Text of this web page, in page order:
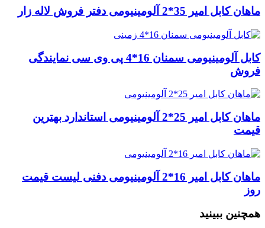
ماهان کابل امیر 35*2 آلومینیومی دفتر فروش لاله زار
کابل آلومینیومی سمنان 16*4 پی وی سی نمایندگی
فروش
ماهان کابل امیر 25*2 آلومینیومی استاندارد بهترین
قیمت
ماهان کابل امیر 16*2 آلومینیومی دفنی لیست قیمت
روز
همچنین ببینید